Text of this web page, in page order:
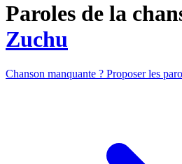
Paroles de la
Zuchu
Chanson manquante ? Proposer les